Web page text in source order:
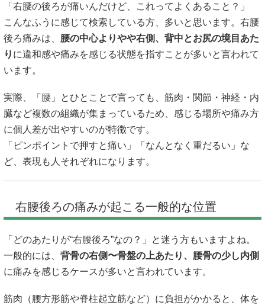
「右腰の後ろが痛いんだけど、これってよくあること？」
こんなふうに感じて検索している方、多いと思います。右腰
後ろ痛みは、 腰の中心よりやや右側、背中とお尻の境目あた
り に違和感や痛みを感じる状態を指すことが多いと言われて
います。
実際、「腰」とひとことで言っても、筋肉・関節・神経・内
臓など複数の組織が集まっているため、感じる場所や痛み方
に個人差が出やすいのが特徴です。
「ピンポイントで押すと痛い」「なんとなく重だるい」な
ど、表現も人それぞれになります。
右腰後ろの痛みが起こる一般的な位置
「どのあたりが“右腰後ろ”なの？」と迷う方もいますよね。
一般的には、 背骨の右側〜骨盤の上あたり、腰骨の少し内側
に痛みを感じるケースが多いと言われています。
筋肉（腰方形筋や脊柱起立筋など）に負担がかかると、体を